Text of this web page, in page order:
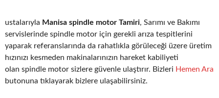
ustalarıyla Manisa spindle motor Tamiri, Sarımı ve Bakımı
servislerinde spindle motor için gerekli arıza tespitlerini
yaparak referanslarında da rahatlıkla görüleceği üzere üretim
hızınızı kesmeden makinalarınızın hareket kabiliyeti
olan spindle motor sizlere güvenle ulaştırır. Bizleri Hemen Ara
butonuna tıklayarak bizlere ulaşabilirsiniz.